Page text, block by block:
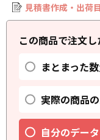
見積書作成・出荷
この商品で注文し
まとまった
実際の商品
自分のデー